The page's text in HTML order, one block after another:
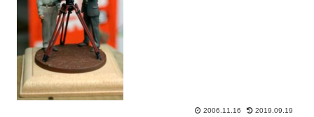
2006.11.16 2019.09.19